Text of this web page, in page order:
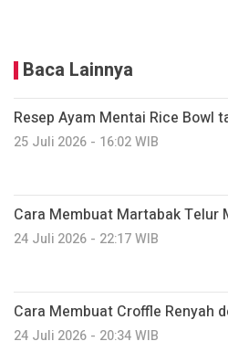
Baca Lainnya
Resep Ayam Mentai Rice Bowl
25 Juli 2026 - 16:02 WIB
Cara Membuat Martabak Telur
24 Juli 2026 - 22:17 WIB
Cara Membuat Croffle Renyah
24 Juli 2026 - 20:34 WIB